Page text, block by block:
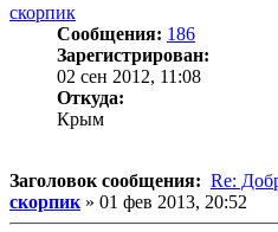
скорпик
Сообщения: 186
Зарегистрирован:
02 сен 2012, 11:08
Откуда:
Крым
Заголовок сообщения: Re:
скорпик » 01 фев 2013, 20:52